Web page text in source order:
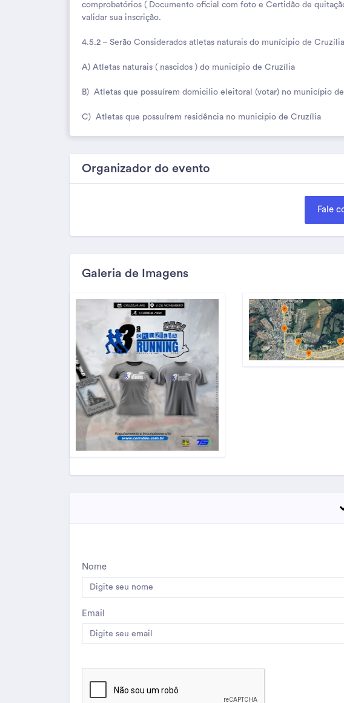
comprobatórios ( Documento oficial com foto e Certidão de
validar sua inscrição.
4.5.2 – Serão Considerados atletas naturais do munícipio de
A) Atletas naturais ( nascidos ) do município de Cruzília
B) Atletas que possuírem domicilio eleitoral (votar) no município
C) Atletas que possuírem residência no municipio de Cruzília
Organizador do evento
Fale
Galeria de Imagens
Nome
Email